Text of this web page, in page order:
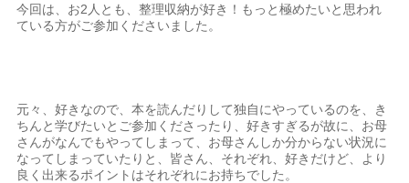
今回は、お2人とも、整理収納が好き！もっと極めたいと思われ
ている方がご参加くださいました。
元々、好きなので、本を読んだりして独自にやっているのを、き
ちんと学びたいとご参加くださったり、好きすぎるが故に、お母
さんがなんでもやってしまって、お母さんしか分からない状況に
なってしまっていたりと、皆さん、それぞれ、好きだけど、より
良く出来るポイントはそれぞれにお持ちでした。